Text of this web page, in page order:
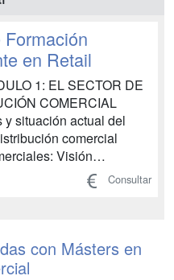
en Retail
1: EL SECTOR DE
COMERCIAL
y situación actual del
comercial
Visión
tendencias Los formatos
El pequeño
comercial
Consultar
con Másters en